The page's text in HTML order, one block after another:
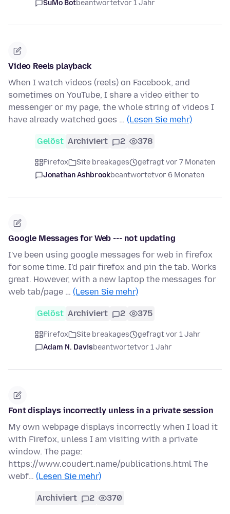
SuMo Botbeantwortetvor 1 Jahr
Video Reels playback
When I watch videos (reels) on Facebook, and
sometimes on YouTube, I share a video either to
messenger or my page, the whole string of videos I
have already watched goes … (Lesen Sie mehr)
Gelöst Archiviert 2 378
Firefox Site breakages
gefragt vor 7 Monaten
Jonathan Ashbrookbeantwortetvor 6 Monaten
Google Messages for Web --- not updating
I've been using google messages for web in firefox
for some time. I'd pair firefox and pin the tab. Works
great. However, with a new laptop the messages for
web tab/page … (Lesen Sie mehr)
Gelöst Archiviert 2 375
Firefox Site breakages
gefragt vor 1 Jahr
Adam N. Davisbeantwortetvor 1 Jahr
Font displays incorrectly unless in a private session
My own webpage displays incorrectly when I load it
with Firefox, unless I am visiting with a private
window. The page:
https://www.coudert.name/publications.html The
webf… (Lesen Sie mehr)
Archiviert 2 370